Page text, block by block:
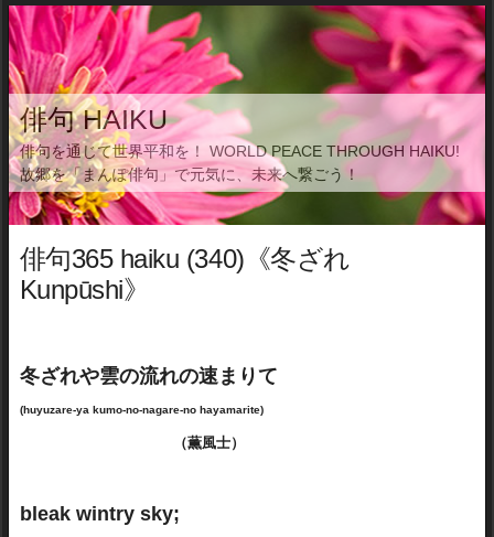
俳句 HAIKU
俳句を通じて世界平和を！ WORLD PEACE THROUGH HAIKU!
故郷を「まんぽ俳句」で元気に、未来へ繋ごう！
俳句365 haiku (340)《冬ざれ
Kunpūshi》
冬ざれや雲の流れの速まりて
(huyuzare-ya kumo-no-nagare-no hayamarite)
（薫風士）
bleak wintry sky;